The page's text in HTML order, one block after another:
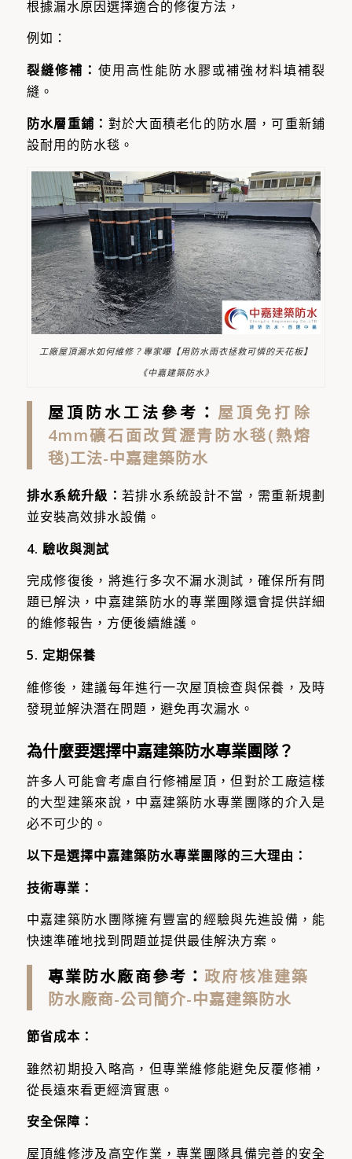
根據漏水原因選擇適合的修復方法，
例如：
裂縫修補： 使用高性能防水膠或補強材料填補裂
縫。
防水層重鋪： 對於大面積老化的防水層，可重新鋪
設耐用的防水毯。
工廠屋頂漏水如何維修？專家曝【用防水雨衣拯救可憐的天花板】
《中嘉建築防水》
屋頂防水工法參考： 屋頂免打除
4mm礦石面改質瀝青防水毯(熱熔
毯)工法-中嘉建築防水
排水系統升級： 若排水系統設計不當，需重新規劃
並安裝高效排水設備。
4. 驗收與測試
完成修復後，將進行多次不漏水測試，確保所有問
題已解決，中嘉建築防水的專業團隊還會提供詳細
的維修報告，方便後續維護。
5. 定期保養
維修後，建議每年進行一次屋頂檢查與保養，及時
發現並解決潛在問題，避免再次漏水。
為什麼要選擇中嘉建築防水專業團隊？
許多人可能會考慮自行修補屋頂，但對於工廠這樣
的大型建築來說，中嘉建築防水專業團隊的介入是
必不可少的。
以下是選擇中嘉建築防水專業團隊的三大理由：
技術專業：
中嘉建築防水團隊擁有豐富的經驗與先進設備，能
快速準確地找到問題並提供最佳解決方案。
專業防水廠商參考：政府核准建築
防水廠商-公司簡介-中嘉建築防水
節省成本：
雖然初期投入略高，但專業維修能避免反覆修補，
從長遠來看更經濟實惠。
安全保障：
屋頂維修涉及高空作業，專業團隊具備完善的安全